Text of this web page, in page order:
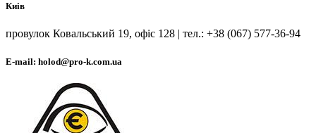
Киів
провулок Ковальський 19, офіс 128 | тел.: +38 (067) 577-36-94
E-mail: holod@pro-k.com.ua